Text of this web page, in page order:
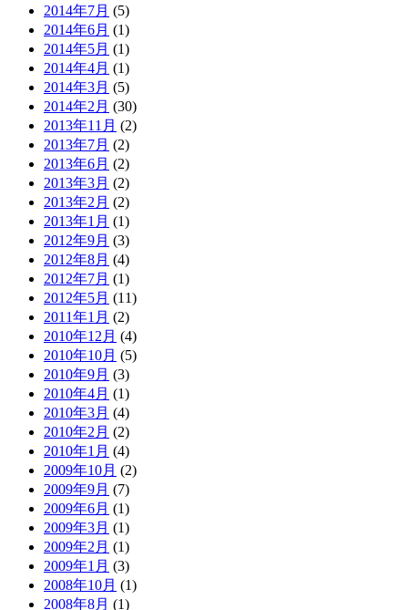
2014年7月 (5)
2014年6月 (1)
2014年5月 (1)
2014年4月 (1)
2014年3月 (5)
2014年2月 (30)
2013年11月 (2)
2013年7月 (2)
2013年6月 (2)
2013年3月 (2)
2013年2月 (2)
2013年1月 (1)
2012年9月 (3)
2012年8月 (4)
2012年7月 (1)
2012年5月 (11)
2011年1月 (2)
2010年12月 (4)
2010年10月 (5)
2010年9月 (3)
2010年4月 (1)
2010年3月 (4)
2010年2月 (2)
2010年1月 (4)
2009年10月 (2)
2009年9月 (7)
2009年6月 (1)
2009年3月 (1)
2009年2月 (1)
2009年1月 (3)
2008年10月 (1)
2008年8月 (1)